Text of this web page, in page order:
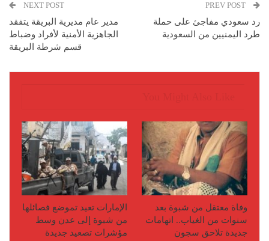
رد سعودي مفاجئ على حملة
طرد اليمنيين من السعودية
NEXT POST
مدير عام مديرية البريقة يتفقد
الجاهزية الأمنية لأفراد وضباط
قسم شرطة البريقة
وفاة معتقل من شبوة بعد
سنوات من الغياب.. اتهامات
جديدة تلاحق سجون
الإمارات تعيد تموضع فصائلها
من شبوة إلى عدن وسط
مؤشرات تصعيد جديدة